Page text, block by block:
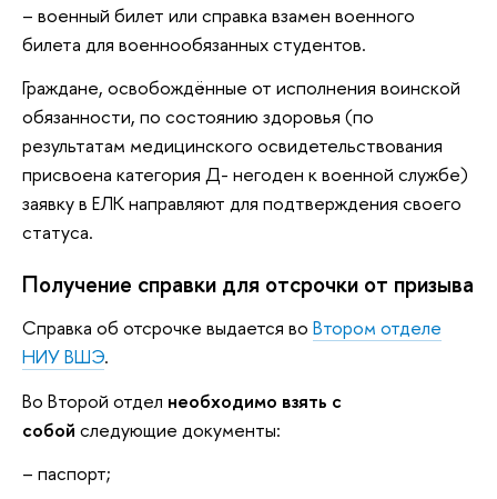
– военный билет или справка взамен военного
билета для военнообязанных студентов.
Граждане, освобождённые от исполнения воинской
обязанности, по состоянию здоровья (по
результатам медицинского освидетельствования
присвоена категория Д- негоден к военной службе)
заявку в ЕЛК направляют для подтверждения своего
статуса.
Получение справки для отсрочки от призыва
Справка об отсрочке выдается во Втором отделе
НИУ ВШЭ.
Во Второй отдел необходимо взять с
собой следующие документы:
– паспорт;